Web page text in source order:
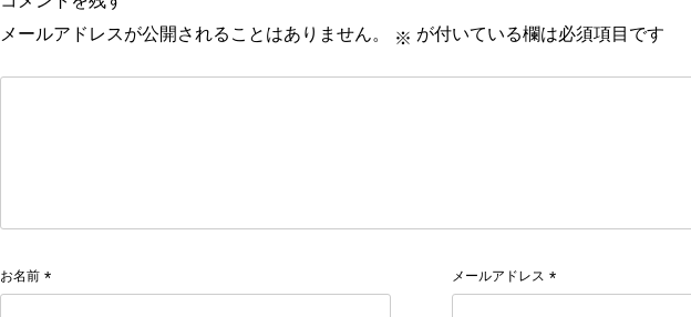
メールアドレスが公開されることはありません。
※ が付いている欄は必須項目です
お名前 * メールアドレス *